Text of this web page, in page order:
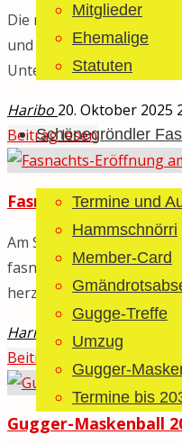
Mitglieder
Ehemalige
Statuten
Schönegröndler
Termine und
Hammschnörri
Member-Card
Gugge-Treffe
Umzug
Gugger-
Termine bis
am
Die nächste Ausgabe
und gleichzeitig der
Unterstützung der
Haribo 20. Oktober 2025
Beitrag lesen"Beiträge
für
den
40igsten
‚De
gesucht"
Fasnachts-Eröffnung
Am Samstag dem 8.
fasnächtliche Klänge mit
herzlich zum Apéro ein.
Haribo
20. Oktober 2025
Beitrag lesen
"Fasnachts-
Eröffnung
am
8.
Gugger-Maskenball